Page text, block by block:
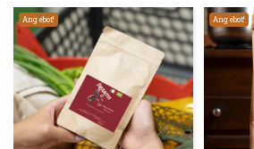
Angebot! Angebot!